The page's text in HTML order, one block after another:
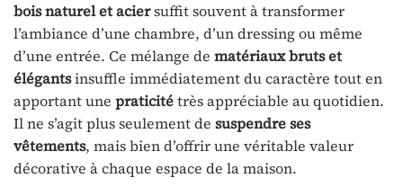
bois naturel et aciersuffit souvent à transformer
l’ambiance d’une chambre, d’un dressing ou même
d’une entrée. Ce mélange de matériaux bruts et
élégantsinsuffle immédiatement du caractère tout en
apportant une praticitétrès appréciable au quotidien.
Il ne s’agit plus seulement de suspendre ses
vêtements, mais bien d’offrir une véritable valeur
décorative à chaque espace de la maison.